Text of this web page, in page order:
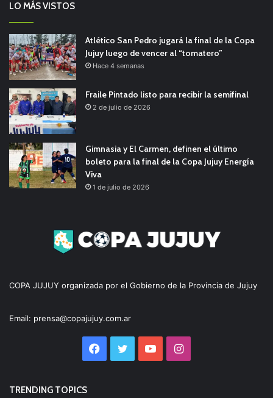
LO MÁS VISTOS
Atlético San Pedro jugará la final de la Copa
Jujuy luego de vencer al “tomatero”
Hace 4 semanas
Fraile Pintado listo para recibir la semifinal
2 de julio de 2026
Gimnasia y El Carmen, definen el último
boleto para la final de la Copa Jujuy Energía
Viva
1 de julio de 2026
COPA JUJUY organizada por el Gobierno de la Provincia de Jujuy
Email: prensa@copajujuy.com.ar
Facebook
TwitterYouTubeInstagram
TRENDING TOPICS